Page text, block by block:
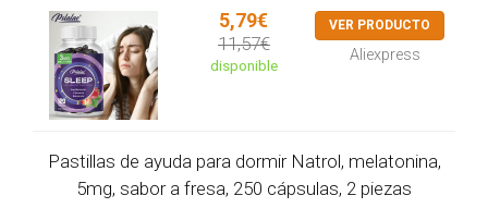
5,79€
11,57€
disponible
VER PRODUCTO
Aliexpress
Pastillas de ayuda para dormir Natrol, melatonina,
5mg, sabor a fresa, 250 cápsulas, 2 piezas